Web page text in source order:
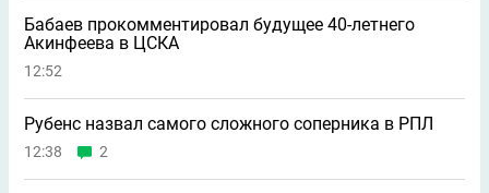
Бабаев прокомментировал будущее 40-летнего
Акинфеева в ЦСКА
12:52
Рубенс назвал самого сложного соперника в РПЛ
12:38 2